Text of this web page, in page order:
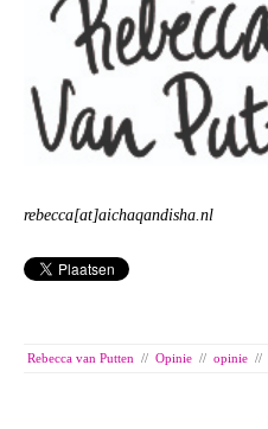
rebecca[at]aichaqandisha.nl
Rebecca van Putten // Opinie // opinie //